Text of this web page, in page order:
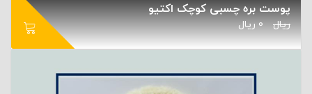
پوست بره چسبی کوچک اکتیو
ریال 0 ریال